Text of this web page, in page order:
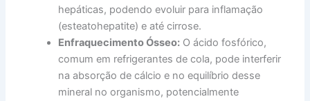
hepáticas, podendo evoluir para inflamação
(esteatohepatite) e até cirrose.
Enfraquecimento Ósseo: O ácido fosfórico,
comum em refrigerantes de cola, pode interferir
na absorção de cálcio e no equilíbrio desse
mineral no organismo, potencialmente